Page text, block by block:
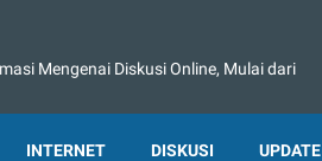
Mengenai Diskusi Online, Mulai dari
INTERNET DISKUSI UPDATE